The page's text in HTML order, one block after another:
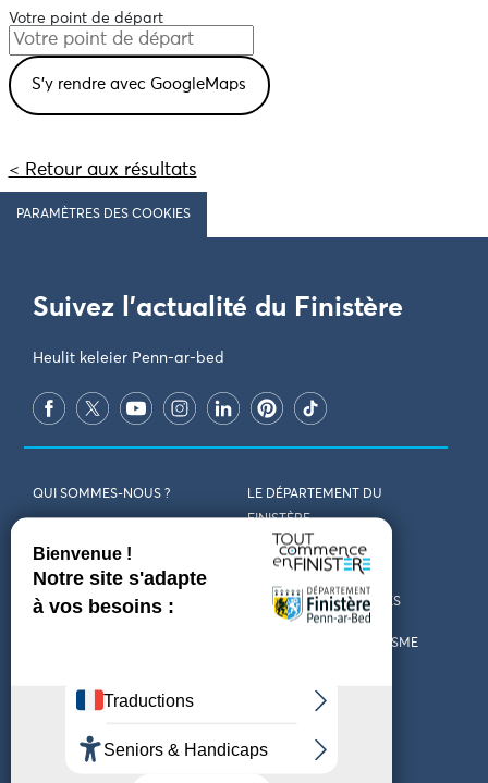
Votre point de départ
< Retour aux résultats
PARAMÈTRES DES COOKIES
Suivez l'actualité du Finistère
Heulit keleier Penn-ar-bed
QUI SOMMES-NOUS ?
LE DÉPARTEMENT DU
FINISTÈRE
REJOIGNEZ-NOUS VENIR EN FINISTÈRE
CONTACT CARTES ET BROCHURES
LES OFFICES DE TOURISME
D’ACCESSIBILITÉ